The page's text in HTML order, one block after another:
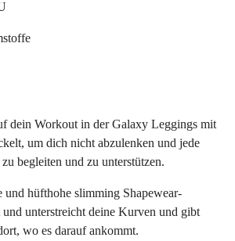
dein Workout in der Galaxy Leggings mit
um dich nicht abzulenken und jede
begleiten und zu unterstützen.
und hüfthohe slimming Shapewear-
unterstreicht deine Kurven und gibt
wo es darauf ankommt.